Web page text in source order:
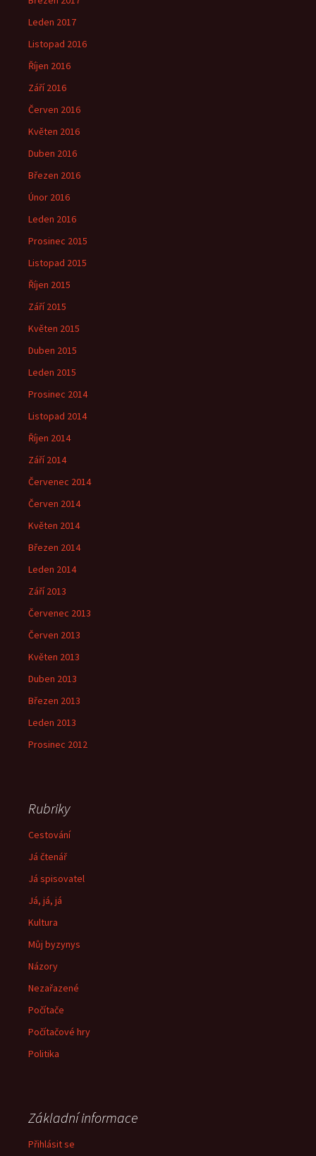
Leden 2017
Listopad 2016
Říjen 2016
Září 2016
Červen 2016
Květen 2016
Duben 2016
Březen 2016
Únor 2016
Leden 2016
Prosinec 2015
Listopad 2015
Říjen 2015
Září 2015
Květen 2015
Duben 2015
Leden 2015
Prosinec 2014
Listopad 2014
Říjen 2014
Září 2014
Červenec 2014
Červen 2014
Květen 2014
Březen 2014
Leden 2014
Září 2013
Červenec 2013
Červen 2013
Květen 2013
Duben 2013
Březen 2013
Leden 2013
Prosinec 2012
Rubriky
Cestování
Já čtenář
Já spisovatel
Já, já, já
Kultura
Můj byzynys
Názory
Nezařazené
Počítače
Počítačové hry
Politika
Základní informace
Přihlásit se